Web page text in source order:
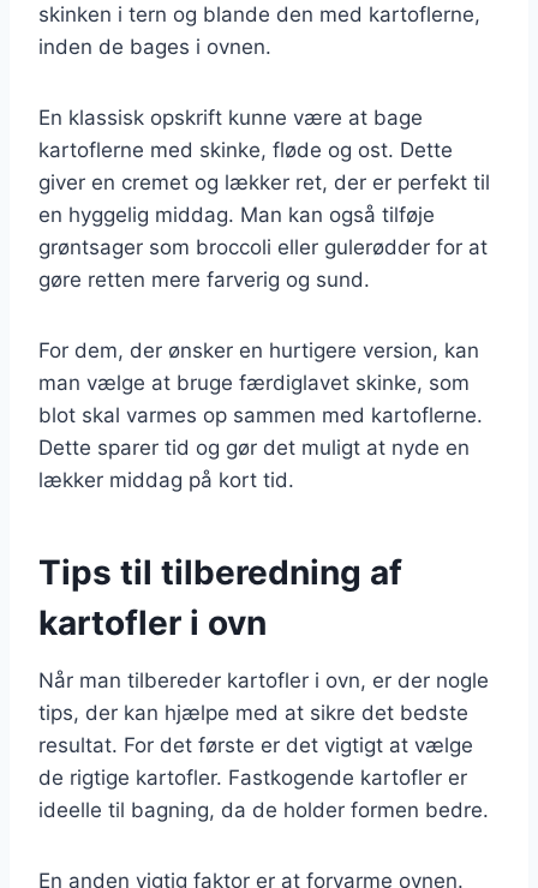
skinken i tern og blande den med kartoflerne,
inden de bages i ovnen.
En klassisk opskrift kunne være at bage
kartoflerne med skinke, fløde og ost. Dette
giver en cremet og lækker ret, der er perfekt til
en hyggelig middag. Man kan også tilføje
grøntsager som broccoli eller gulerødder for at
gøre retten mere farverig og sund.
For dem, der ønsker en hurtigere version, kan
man vælge at bruge færdiglavet skinke, som
blot skal varmes op sammen med kartoflerne.
Dette sparer tid og gør det muligt at nyde en
lækker middag på kort tid.
Tips til tilberedning af
kartofler i ovn
Når man tilbereder kartofler i ovn, er der nogle
tips, der kan hjælpe med at sikre det bedste
resultat. For det første er det vigtigt at vælge
de rigtige kartofler. Fastkogende kartofler er
ideelle til bagning, da de holder formen bedre.
En anden vigtig faktor er at forvarme ovnen.